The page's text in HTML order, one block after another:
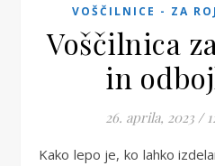
VOŠČILNICE - ZA
Voščilnica
in
26. aprila, 2023 /
Kako lepo je, ko lahko izdelam voščilnico, ki je pisana